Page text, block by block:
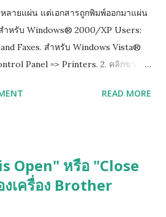
ลายแผ่น แต่เอกสารถูกพิมพ์ออกมาแผ่น
ำหรับ Windows® 2000/XP Users:
Faxes. สำหรับ Windows Vista®
Panel => Printers. 2. คลิกขวาที่
อง Enable advanced printingREAD MORE
Open" หรือ "Close
เครื่อง Brother